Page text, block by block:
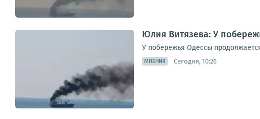
Юлия Витязева: У
У побережья Одессы
МНЕНИЯ Сегодня, 10:26